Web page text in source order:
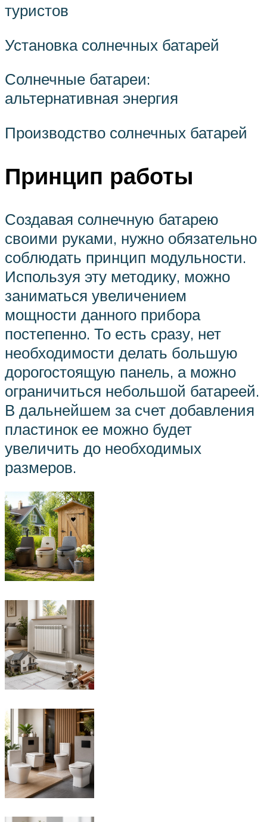
туристов
Установка солнечных батарей
Солнечные батареи:
альтернативная энергия
Производство солнечных батарей
Принцип работы
Создавая солнечную батарею
своими руками, нужно обязательно
соблюдать принцип модульности.
Используя эту методику, можно
заниматься увеличением
мощности данного прибора
постепенно. То есть сразу, нет
необходимости делать большую
дорогостоящую панель, а можно
ограничиться небольшой батареей.
В дальнейшем за счет добавления
пластинок ее можно будет
увеличить до необходимых
размеров.